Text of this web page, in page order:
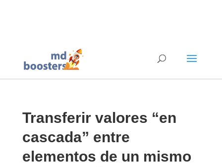
Transferir valores “en
cascada” entre
elementos de un mismo